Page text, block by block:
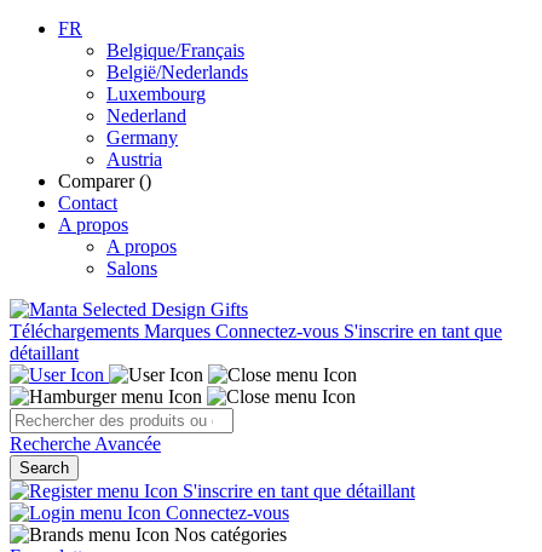
FR
Belgique/Français
België/Nederlands
Luxembourg
Nederland
Germany
Austria
Comparer ()
Contact
A propos
A propos
Salons
Téléchargements Marques Connectez-vous S'inscrire en tant que
détaillant
Recherche Avancée
Search
S'inscrire en tant que détaillant
Connectez-vous
Nos catégories